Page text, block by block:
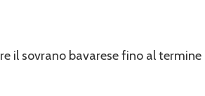
il sovrano bavarese fino al termine